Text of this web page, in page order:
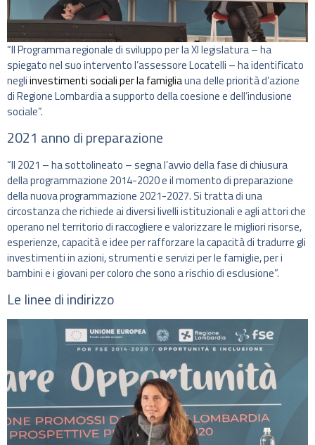
“Il Programma regionale di sviluppo per la XI legislatura – ha
spiegato nel suo intervento l’assessore Locatelli – ha identificato
negliinvestimenti sociali per la famigliauna delle priorità d’azione
di Regione Lombardia a supporto della coesione e dell’inclusione
sociale”.
2021 anno di preparazione
“Il 2021 – ha sottolineato – segna l’avvio della fase di chiusura
della programmazione 2014-2020 e il momento di preparazione
della nuova programmazione 2021-2027. Si tratta di una
circostanza che richiede ai diversi livelli istituzionali e agli attori che
operano nel territorio di raccogliere e valorizzare le migliori risorse,
esperienze, capacità e idee per rafforzare la capacità di tradurre gli
investimenti in azioni, strumenti e servizi per le famiglie, per i
bambini e i giovani per coloro che sono a rischio di esclusione”.
Le linee di indirizzo